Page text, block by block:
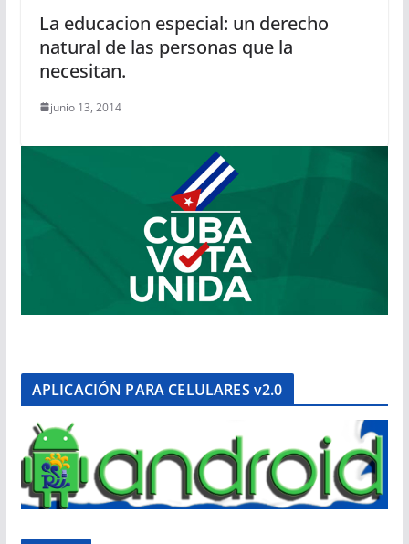
La educacion especial: un derecho
natural de las personas que la
necesitan.
junio 13, 2014
APLICACIÓN PARA CELULARES v2.0